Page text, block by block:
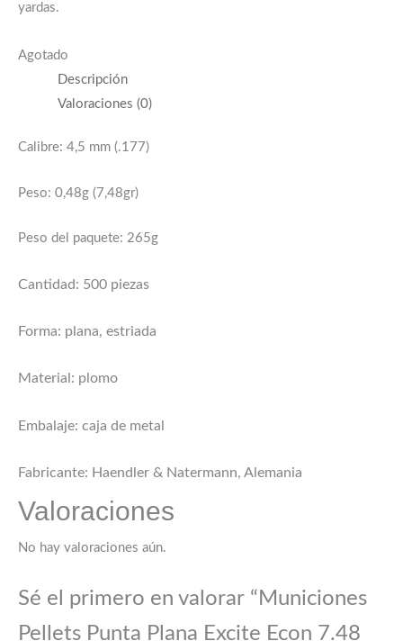
yardas.
Agotado
Descripción
Valoraciones (0)
Calibre: 4,5 mm (.177)
Peso: 0,48g (7,48gr)
Peso del paquete: 265g
Cantidad: 500 piezas
Forma: plana, estriada
Material: plomo
Embalaje: caja de metal
Fabricante: Haendler & Natermann, Alemania
Valoraciones
No hay valoraciones aún.
Sé el primero en valorar “Municiones
Pellets Punta Plana Excite Econ 7.48